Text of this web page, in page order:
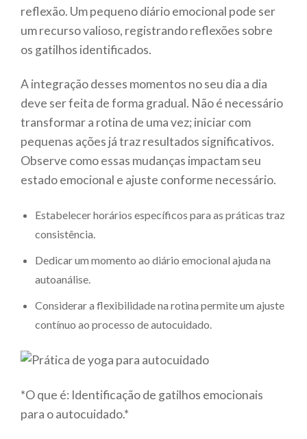
reflexão. Um pequeno diário emocional pode ser
um recurso valioso, registrando reflexões sobre
os gatilhos identificados.
A integração desses momentos no seu dia a dia
deve ser feita de forma gradual. Não é necessário
transformar a rotina de uma vez; iniciar com
pequenas ações já traz resultados significativos.
Observe como essas mudanças impactam seu
estado emocional e ajuste conforme necessário.
Estabelecer horários específicos para as práticas traz
consistência.
Dedicar um momento ao diário emocional ajuda na
autoanálise.
Considerar a flexibilidade na rotina permite um ajuste
contínuo ao processo de autocuidado.
*O que é: Identificação de gatilhos emocionais
para o autocuidado.*